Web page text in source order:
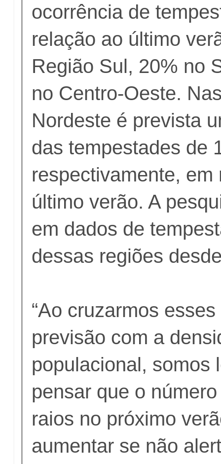
ocorrência de
relação ao último
Região Sul, 20% no
no Centro-Oeste.
Nordeste é prevista
das tempestades de
respectivamente, em
último verão. A
em dados de
dessas regiões
“Ao cruzarmos
previsão com a
populacional, somos
pensar que o
raios no próximo
aumentar se não